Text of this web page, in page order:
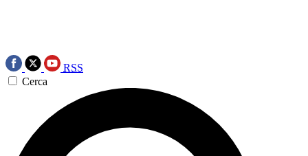
RSS
Cerca